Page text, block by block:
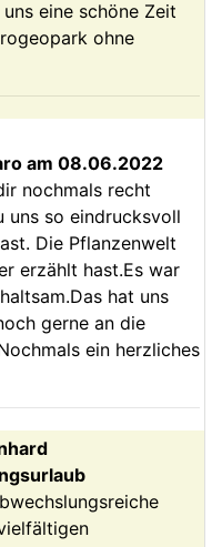
eine schöne Zeit
ohne
am 08.06.2022
nochmals recht
uns so eindrucksvoll
Die Pflanzenwelt
erzählt hast.Es war
hat uns
gerne an die
ein herzliches